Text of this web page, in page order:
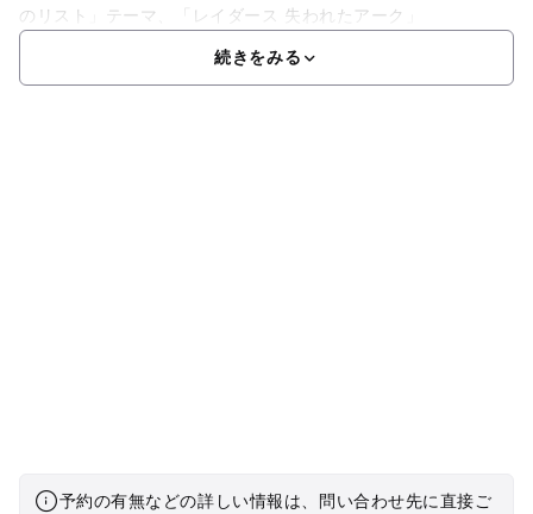
のリスト」テーマ、「レイダース 失われたアーク」
続きをみる
予約の有無などの詳しい情報は、問い合わせ先に直接ご